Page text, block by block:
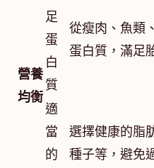
營養
均衡
足
蛋
白
質
從瘦肉、魚類
蛋白質，滿足
適
當
的
選擇健康的脂
種子等，避免